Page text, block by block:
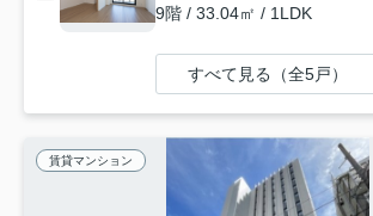
9階 / 33.04㎡ / 1LDK
すべて見る（全5戸）
賃貸マンション